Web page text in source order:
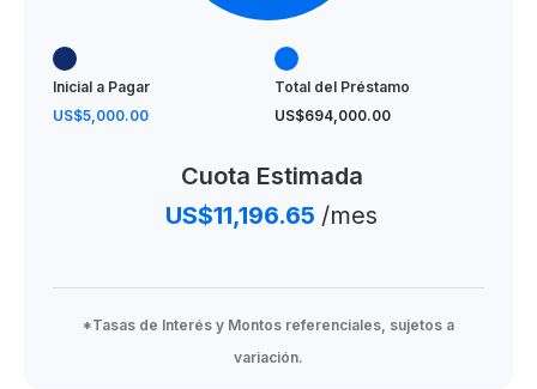
Inicial a Pagar
US$5,000.00
Total del Préstamo
US$694,000.00
Cuota Estimada
US$11,196.65 /mes
*Tasas de Interés y Montos referenciales, sujetos a
variación.